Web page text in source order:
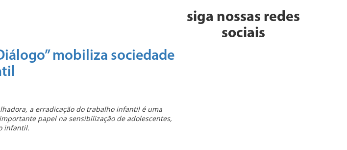
mobiliza sociedade
a erradicação do trabalho infantil é uma
papel na sensibilização de adolescentes,
infantil.
siga nossas redes
sociais